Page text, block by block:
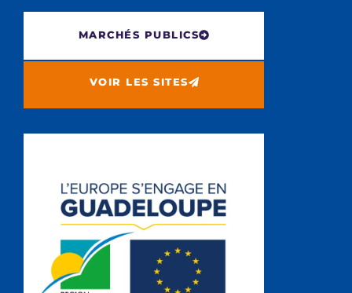
MARCHÉS PUBLICS
VOIR LES SITES